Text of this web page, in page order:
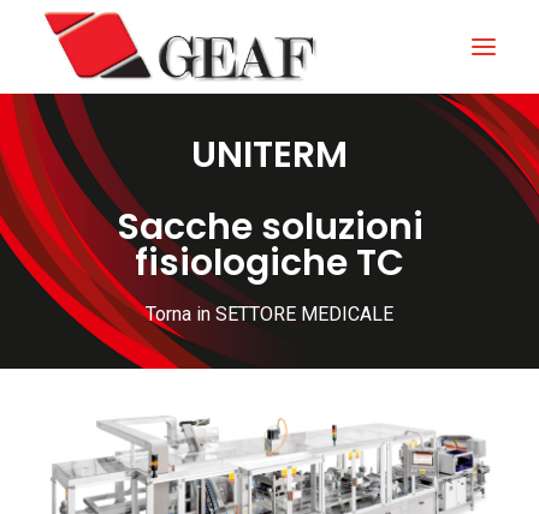
HOME
AZIENDA
KNOW-HOW
I NOSTRI SETTORI
CONTATTI
DOWNLOAD
UNITERM
Sacche soluzioni
fisiologiche TC
Torna in SETTORE MEDICALE